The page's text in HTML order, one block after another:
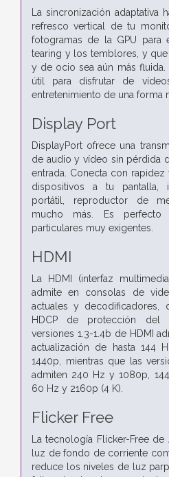
La sincronización
refresco vertical de tu
fotogramas de la GPU para
tearing y los temblores, y
y de ocio sea aún más fluida.
útil para disfrutar de
entretenimiento de una forma
Display Port
DisplayPort ofrece una
de audio y vídeo sin pérdida
entrada. Conecta con
dispositivos a tu pantalla,
portátil, reproductor de
mucho más. Es perfecto
particulares muy exigentes.
HDMI
La HDMI (interfaz
admite en consolas de
actuales y decodificadores,
HDCP de protección del
versiones 1.3-1.4b de HDMI
actualización de hasta
1440p, mientras que las
admiten 240 Hz y 1080p,
60 Hz y 2160p (4 K).
Flicker Free
La tecnología Flicker-Free
luz de fondo de corriente
reduce los niveles de luz